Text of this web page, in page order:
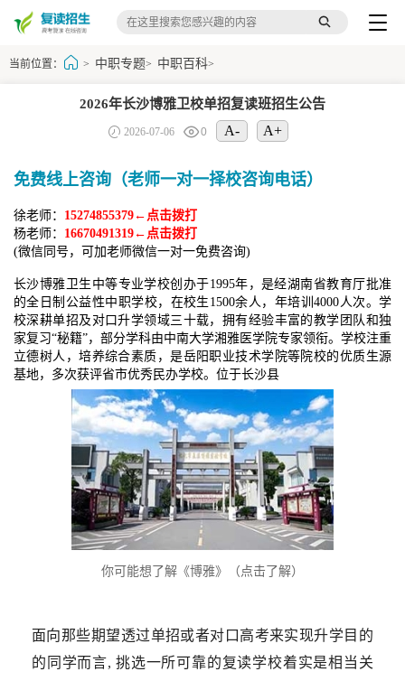
当前位置： > 中职专题> 中职百科>
2026年长沙博雅卫校单招复读班招生公告
2026-07-06 0 A- A+
免费线上咨询（老师一对一择校咨询电话）
徐老师： 15274855379←点击拨打
杨老师： 16670491319←点击拨打
(微信同号，可加老师微信一对一免费咨询)
长沙博雅卫生中等专业学校创办于1995年，是经湖南省教育厅批准
的全日制公益性中职学校，在校生1500余人，年培训4000人次。学
校深耕单招及对口升学领域三十载，拥有经验丰富的教学团队和独
家复习“秘籍”，部分学科由中南大学湘雅医学院专家领衔。学校注重
立德树人，培养综合素质，是岳阳职业技术学院等院校的优质生源
基地，多次获评省市优秀民办学校。位于长沙县
你可能想了解《博雅》（点击了解）
面向那些期望透过单招或者对口高考来实现升学目的
的同学而言, 挑选一所可靠的复读学校着实是相当关